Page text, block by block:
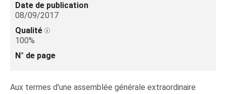
Date de publication
08/09/2017
Qualité
100%
N° de page
Aux termes d'une assemblée générale extraordinaire